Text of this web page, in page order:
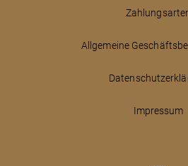
Allgemeine
Impressum